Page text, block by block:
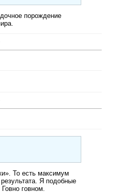
порождение
То есть максимум
Я подобные
говном.